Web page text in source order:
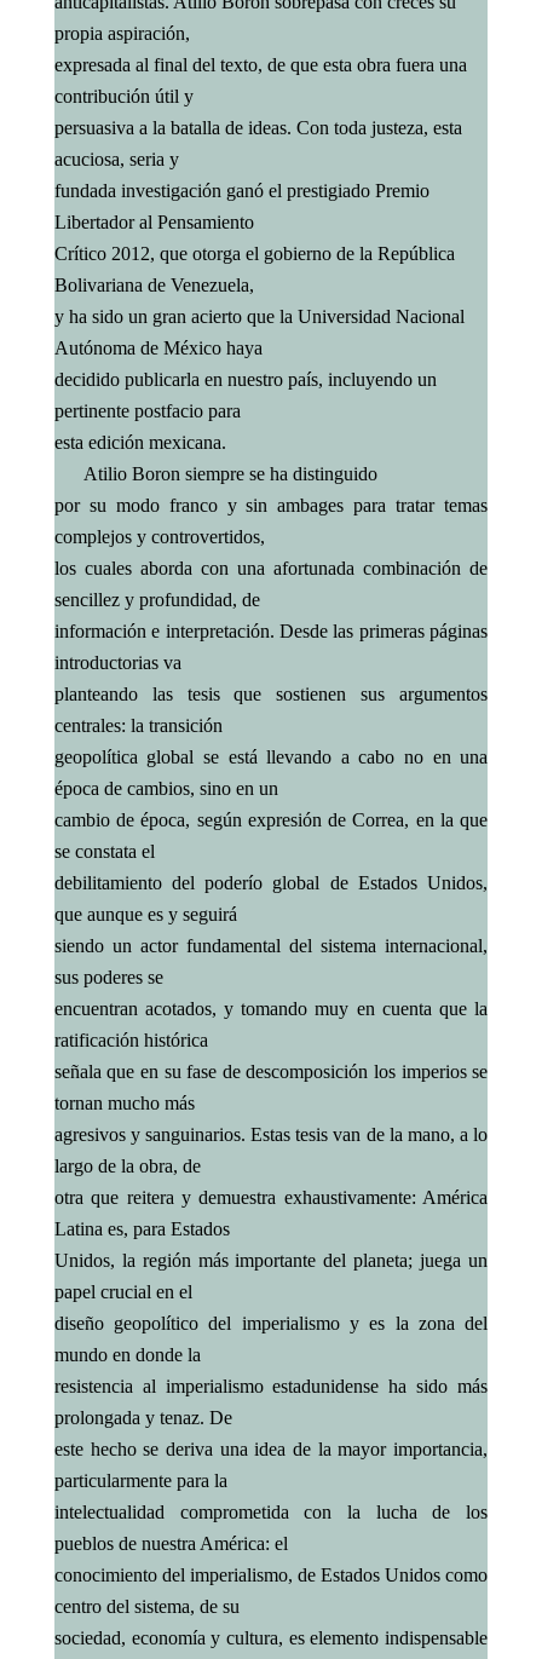
propia aspiración,
expresada al final del texto, de que esta obra fuera una
contribución útil y
persuasiva a la batalla de ideas. Con toda justeza, esta
acuciosa, seria y
fundada investigación ganó el prestigiado Premio
Libertador al Pensamiento
Crítico 2012, que otorga el gobierno de la República
Bolivariana de Venezuela,
y ha sido un gran acierto que la Universidad Nacional
Autónoma de México haya
decidido publicarla en nuestro país, incluyendo un
pertinente postfacio para
esta edición mexicana.
Atilio Boron siempre se ha distinguido
por su modo franco y sin ambages para tratar temas
complejos y controvertidos,
los cuales aborda con una afortunada combinación de
sencillez y profundidad, de
información e interpretación. Desde las primeras páginas
introductorias va
planteando las tesis que sostienen sus argumentos
centrales: la transición
geopolítica global se está llevando a cabo no en una
época de cambios, sino en un
cambio de época, según expresión de Correa, en la que
se constata el
debilitamiento del poderío global de Estados Unidos,
que aunque es y seguirá
siendo un actor fundamental del sistema internacional,
sus poderes se
encuentran acotados, y tomando muy en cuenta que la
ratificación histórica
señala que en su fase de descomposición los imperios se
tornan mucho más
agresivos y sanguinarios. Estas tesis van de la mano, a lo
largo de la obra, de
otra que reitera y demuestra exhaustivamente: América
Latina es, para Estados
Unidos, la región más importante del planeta; juega un
papel crucial en el
diseño geopolítico del imperialismo y es la zona del
mundo en donde la
resistencia al imperialismo estadunidense ha sido más
prolongada y tenaz. De
este hecho se deriva una idea de la mayor importancia,
particularmente para la
intelectualidad comprometida con la lucha de los
pueblos de nuestra América: el
conocimiento del imperialismo, de Estados Unidos como
centro del sistema, de su
sociedad, economía y cultura, es elemento indispensable